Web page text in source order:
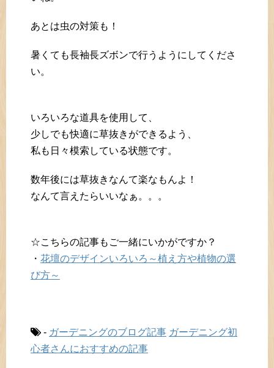
あとは虫の対策も！
暑くても長袖長ズボンで行うようにしてくださ
い。
いろいろな道具を使用して、
少しでも快適に草抜きができるよう、
私も日々模索している状態です。
数年後には草抜きなんて楽なもんよ！
なんて言えたらいいなぁ。。。
☆こちらの記事もご一緒にいかがですか？
・ 花壇のデザインいろいろ～植え方や植物の選
び方～
- ガーデニングのブログ記事 ガーデニング初
心者さんにおすすめの記事